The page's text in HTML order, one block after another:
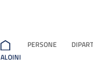
PERSONE
ALOINI